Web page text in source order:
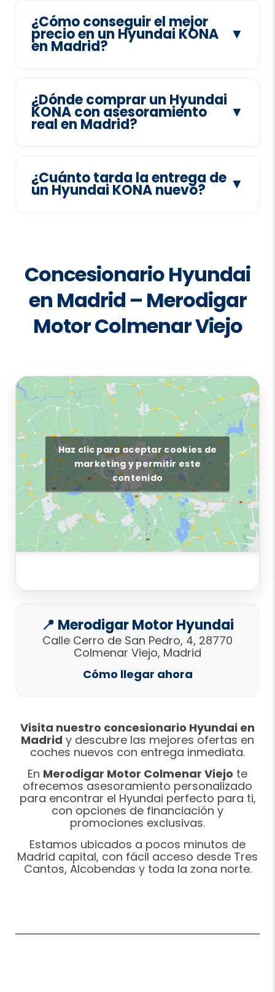
¿Cómo conseguir el mejor
precio en un Hyundai KONA
en Madrid?
▼
¿Dónde comprar un Hyundai
KONA con asesoramiento
real en Madrid?
▼
¿Cuánto tarda la entrega de
un Hyundai KONA nuevo? ▼
Concesionario Hyundai
en Madrid – Merodigar
Motor Colmenar Viejo
Haz clic para aceptar cookies de
marketing y permitir este
contenido
📍 Merodigar Motor Hyundai
Calle Cerro de San Pedro, 4, 28770
Colmenar Viejo, Madrid
Cómo llegar ahora
Visita nuestro concesionario Hyundai en
Madrid y descubre las mejores ofertas en
coches nuevos con entrega inmediata.
En Merodigar Motor Colmenar Viejo te
ofrecemos asesoramiento personalizado
para encontrar el Hyundai perfecto para ti,
con opciones de financiación y
promociones exclusivas.
Estamos ubicados a pocos minutos de
Madrid capital, con fácil acceso desde Tres
Cantos, Alcobendas y toda la zona norte.